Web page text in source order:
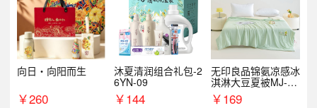
向日・向阳而生
￥260
沐夏清润组合礼包-2
6YN-09
￥144
无印良品锦氨凉感冰
淇淋大豆夏被MJ-B2
025-0193
￥169